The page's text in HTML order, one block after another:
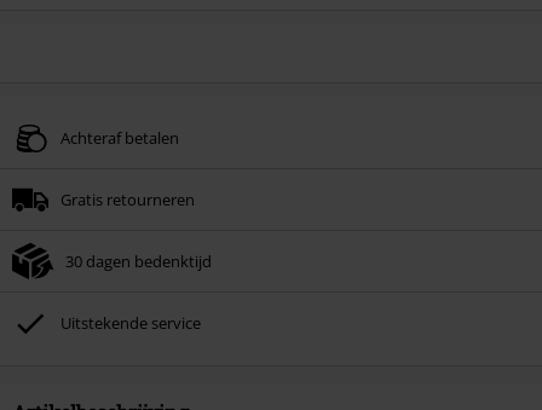
Achteraf betalen
Gratis retourneren
30 dagen bedenktijd
Uitstekende service